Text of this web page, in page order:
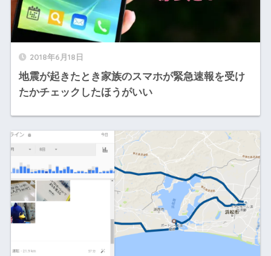
2018年6月18日
地震が起きたとき家族のスマホが緊急速報を受け
たかチェックしたほうがいい